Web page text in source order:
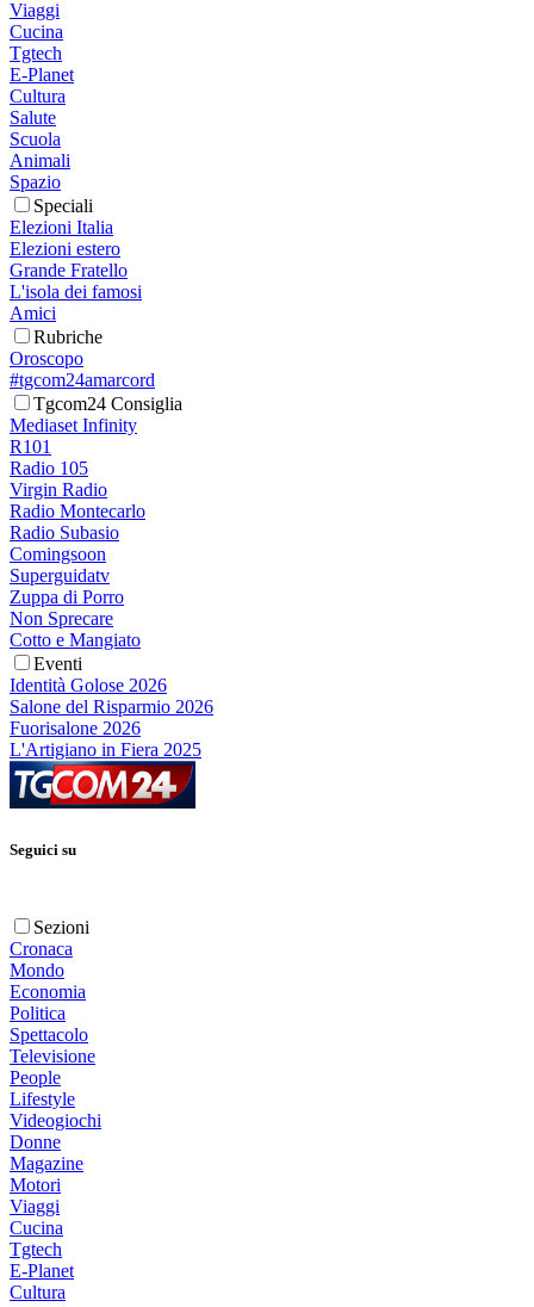
Viaggi
Cucina
Tgtech
E-Planet
Cultura
Salute
Scuola
Animali
Spazio
Speciali
Elezioni Italia
Elezioni estero
Grande Fratello
L'isola dei famosi
Amici
Rubriche
Oroscopo
#tgcom24amarcord
Tgcom24 Consiglia
Mediaset Infinity
R101
Radio 105
Virgin Radio
Radio Montecarlo
Radio Subasio
Comingsoon
Superguidatv
Zuppa di Porro
Non Sprecare
Cotto e Mangiato
Eventi
Identità Golose 2026
Salone del Risparmio 2026
Fuorisalone 2026
L'Artigiano in Fiera 2025
Seguici su
Sezioni
Cronaca
Mondo
Economia
Politica
Spettacolo
Televisione
People
Lifestyle
Videogiochi
Donne
Magazine
Motori
Viaggi
Cucina
Tgtech
E-Planet
Cultura